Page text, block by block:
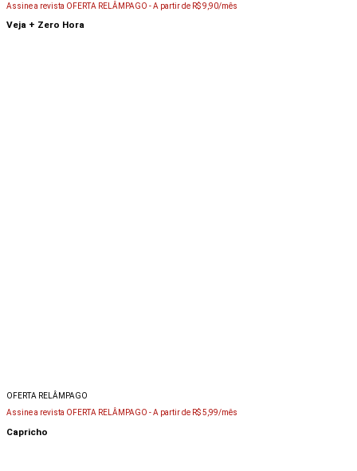
Assine a revista OFERTA RELÂMPAGO -A partir de R$ 9,90/mês
Veja + Zero Hora
OFERTA RELÂMPAGO
Assine a revista OFERTA RELÂMPAGO -A partir de R$ 5,99/mês
Capricho